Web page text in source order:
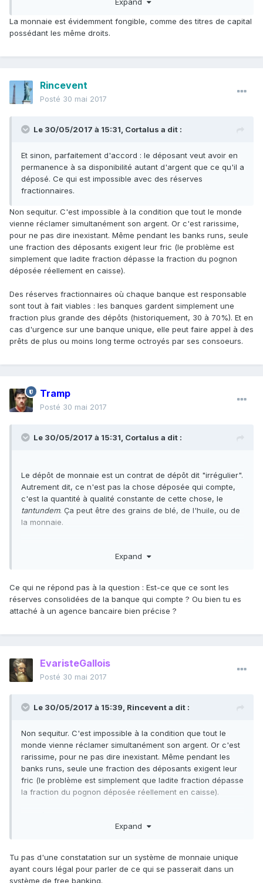
jours après, le déposant vient retirer son argent. Le caissier
bien est-ce qu'il peut prendre une pièce au hasard ? Ou
deux pièces de cinquante cents ? Et si le déposant
Donc un contrat ouvrant un compte bancaire n'est pas et
ne peut pas être un contrat de location d'un coffre.
La monnaie est évidemment fongible, comme des titres de capital
possédant les même droits.
Rincevent
Posté 30 mai 2017
Le 30/05/2017 à 15:31, Cortalus a dit :
Et sinon, parfaitement d'accord : le déposant veut avoir en
permanence à sa disponibilité autant d'argent que ce qu'il a
déposé. Ce qui est impossible avec des réserves
fractionnaires.
Non sequitur. C'est impossible à la condition que tout le monde
vienne réclamer simultanément son argent. Or c'est rarissime,
pour ne pas dire inexistant. Même pendant les banks runs, seule
une fraction des déposants exigent leur fric (le problème est
simplement que ladite fraction dépasse la fraction du pognon
déposée réellement en caisse).
Des réserves fractionnaires où chaque banque est responsable
sont tout à fait viables : les banques gardent simplement une
fraction plus grande des dépôts (historiquement, 30 à 70%). Et en
cas d'urgence sur une banque unique, elle peut faire appel à des
prêts de plus ou moins long terme octroyés par ses consoeurs.
Tramp
Posté 30 mai 2017
Le 30/05/2017 à 15:31, Cortalus a dit :
Le dépôt de monnaie est un contrat de dépôt dit "irrégulier".
Autrement dit, ce n'est pas la chose déposée qui compte,
c'est la quantité à qualité constante de cette chose, le
tantundem. Ça peut être des grains de blé, de l'huile, ou de
la monnaie.
permanence à sa disponibilité autant d'argent que ce qu'il a
Expand
Ce qui ne répond pas à la question : Est-ce que ce sont les
réserves consolidées de la banque qui compte ? Ou bien tu es
attaché à un agence bancaire bien précise ?
EvaristeGallois
Posté 30 mai 2017
Le 30/05/2017 à 15:39, Rinceventa dit :
Non sequitur. C'est impossible à la condition que tout le
monde vienne réclamer simultanément son argent. Or c'est
rarissime, pour ne pas dire inexistant. Même pendant les
banks runs, seule une fraction des déposants exigent leur
fric (le problème est simplement que ladite fraction dépasse
la fraction du pognon déposée réellement en caisse).
responsable sont tout à fait viables : les banques gardent
banque unique, elle peut faire appel à des prêts de plus ou
moins long terme octroyés par ses consoeurs.
Expand
Tu pas d'une constatation sur un système de monnaie unique
ayant cours légal pour parler de ce qui se passerait dans un
système de free banking.